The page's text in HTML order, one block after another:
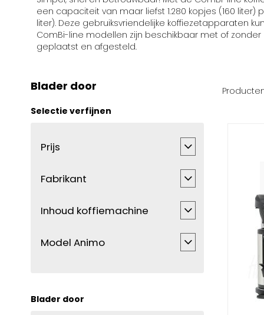
een capaciteit van maar liefst 1.280 kopjes (160
liter). Deze gebruiksvriendelijke koffiezetapparaten
ComBi-line modellen zijn beschikbaar met of
geplaatst en afgesteld.
Blader door
Selectie verfijnen
Prijs
Fabrikant
Inhoud koffiemachine
Model Animo
Blader door